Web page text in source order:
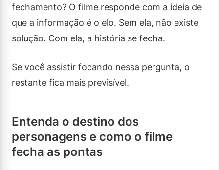
fechamento? O filme responde com a ideia de
que a informação é o elo. Sem ela, não existe
solução. Com ela, a história se fecha.
Se você assistir focando nessa pergunta, o
restante fica mais previsível.
Entenda o destino dos
personagens e como o filme
fecha as pontas